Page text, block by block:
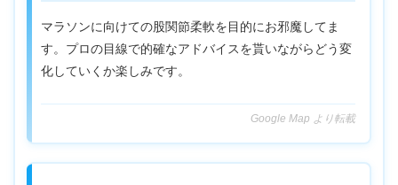
マラソンに向けての股関節柔軟を目的にお邪魔してま
す。プロの目線で的確なアドバイスを貰いながらどう変
化していくか楽しみです。
Google Map より転載